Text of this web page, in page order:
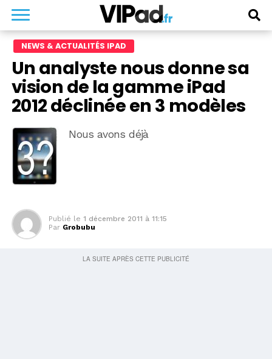
NEWS & ACTUALITÉS IPAD
Un analyste nous donne sa
vision de la gamme iPad
2012 déclinée en 3 modèles
Nous avons déjà
Publié le 1 décembre 2011 à 11:15
Par Grobubu